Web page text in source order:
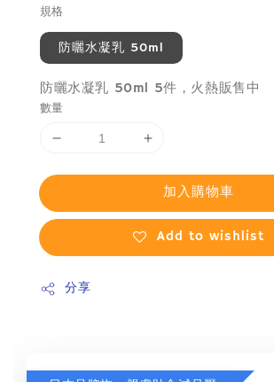
規格
防曬水凝乳 50ml
防曬水凝乳 50ml 5件，火熱販售中
數量
加入購物車
Add to wishlist
分享